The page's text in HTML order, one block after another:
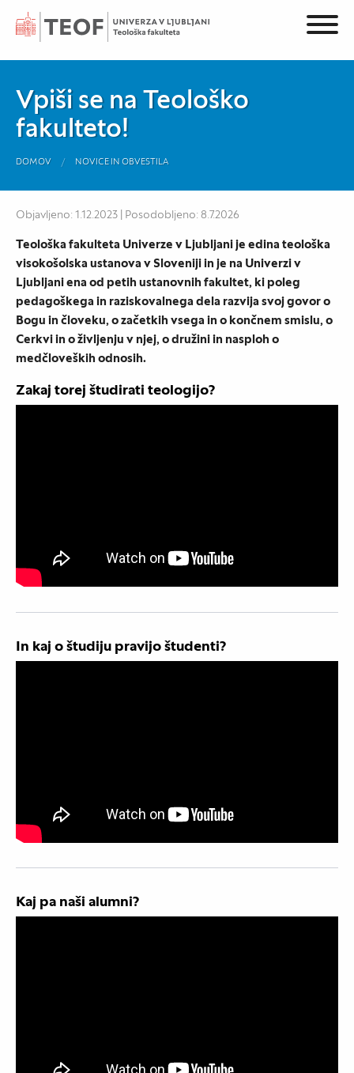
Vpiši se na Teološko
fakulteto!
DOMOV NOVICE IN OBVESTILA
Objavljeno: 1.12.2023 | Posodobljeno: 8.7.2026
Teološka fakulteta Univerze v Ljubljani je edina teološka
visokošolska ustanova v Sloveniji in je na Univerzi v
Ljubljani ena od petih ustanovnih fakultet, ki poleg
pedagoškega in raziskovalnega dela razvija svoj govor o
Bogu in človeku, o začetkih vsega in o končnem smislu, o
Cerkvi in o življenju v njej, o družini in nasploh o
medčloveških odnosih.
Zakaj torej študirati teologijo?
In kaj o študiju pravijo študenti?
Kaj pa naši alumni?